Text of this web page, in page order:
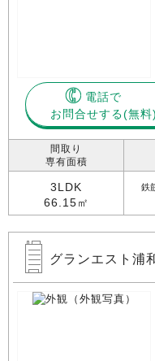
電話で
お問合せする
間取り
専有面積
3LDK
66.15㎡
鉄
グランエスト浦